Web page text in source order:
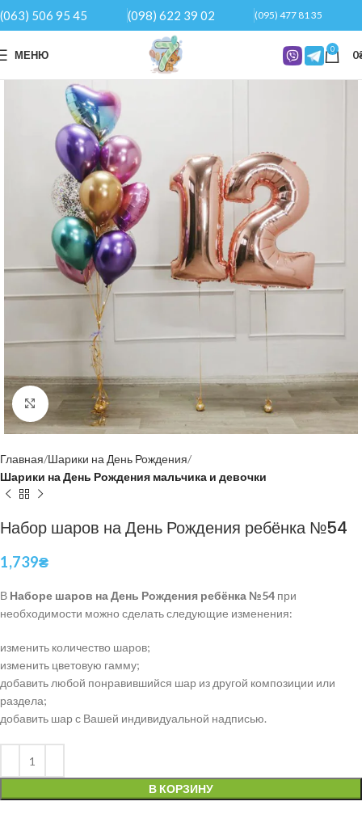
(063) 506 95 45 (098) 622 39 02 (095) 477 81 35
МЕНЮ 0 0
Нажмите, чтобы увеличить
Главная Шарики на День Рождения
Шарики на День Рождения мальчика и девочки
Набор шаров на День Рождения ребёнка №54
1,739₴
В Наборе шаров на День Рождения ребёнка №54 при
необходимости можно сделать следующие изменения:
изменить количество шаров;
изменить цветовую гамму;
добавить любой понравившийся шар из другой композиции или
раздела;
добавить шар с Вашей индивидуальной надписью.
В КОРЗИНУ